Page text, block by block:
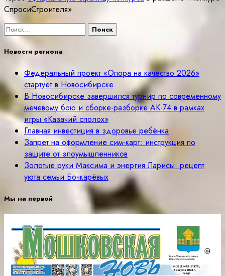
СпросиСтроителя».
Найти:
Новости региона
Федеральный проект «Опора на качество 2026»
стартует в Новосибирске
В Новосибирске завершился турнир по современному
мечевому бою и сборке-разборке АК-74 в рамках
игры «Казачий сполох»
Главная инвестиция в здоровье ребёнка
Запрет на оформление сим-карт: инструкция по
защите от злоумышленников
Золотые руки Максима и энергия Ларисы: рецепт
уюта семьи Бочкарёвых
Мы на первой